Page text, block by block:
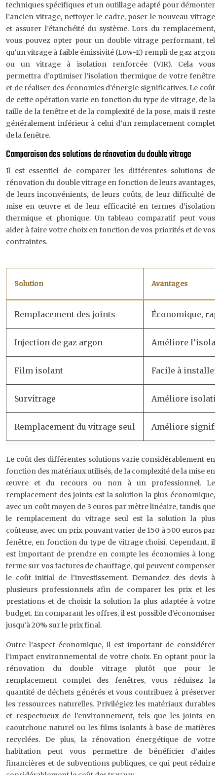
techniques spécifiques et un outillage adapté pour démonter
l’ancien vitrage, nettoyer le cadre, poser le nouveau vitrage
et assurer l’étanchéité du système. Lors du remplacement,
vous pouvez opter pour un double vitrage performant, tel
qu’un vitrage à faible émissivité (Low-E) rempli de gaz argon
ou un vitrage à isolation renforcée (VIR). Cela vous
permettra d’optimiser l’isolation thermique de votre fenêtre
et de réaliser des économies d’énergie significatives. Le coût
de cette opération varie en fonction du type de vitrage, de la
taille de la fenêtre et de la complexité de la pose, mais il reste
généralement inférieur à celui d’un remplacement complet
de la fenêtre.
Comparaison des solutions de rénovation du double vitrage
Il est essentiel de comparer les différentes solutions de
rénovation du double vitrage en fonction de leurs avantages,
de leurs inconvénients, de leurs coûts, de leur difficulté de
mise en œuvre et de leur efficacité en termes d’isolation
thermique et phonique. Un tableau comparatif peut vous
aider à faire votre choix en fonction de vos priorités et de vos
contraintes.
Solution Avantages
Remplacement des joints Économique,
Injection de gaz argon Améliore
Film isolant Facile à
Survitrage Améliore
Remplacement du vitrage seul Améliore
Le coût des différentes solutions varie considérablement en
fonction des matériaux utilisés, de la complexité de la mise en
œuvre et du recours ou non à un professionnel. Le
remplacement des joints est la solution la plus économique,
avec un coût moyen de 3 euros par mètre linéaire, tandis que
le remplacement du vitrage seul est la solution la plus
coûteuse, avec un prix pouvant varier de 150 à 500 euros par
fenêtre, en fonction du type de vitrage choisi. Cependant, il
est important de prendre en compte les économies à long
terme sur vos factures de chauffage, qui peuvent compenser
le coût initial de l’investissement. Demandez des devis à
plusieurs professionnels afin de comparer les prix et les
prestations et de choisir la solution la plus adaptée à votre
budget. En comparant les offres, il est possible d’économiser
jusqu’à 20% sur le prix final.
Outre l’aspect économique, il est important de considérer
l’impact environnemental de votre choix. En optant pour la
rénovation du double vitrage plutôt que pour le
remplacement complet des fenêtres, vous réduisez la
quantité de déchets générés et vous contribuez à préserver
les ressources naturelles. Privilégiez les matériaux durables
et respectueux de l’environnement, tels que les joints en
caoutchouc naturel ou les films isolants à base de matières
recyclées. De plus, la rénovation énergétique de votre
habitation peut vous permettre de bénéficier d’aides
financières et de subventions publiques, ce qui peut réduire